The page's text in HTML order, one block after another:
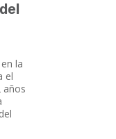
la
el
años